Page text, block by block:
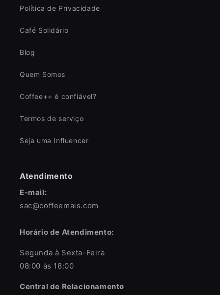
Política de Privacidade
Café Solidário
Blog
Quem Somos
Coffee++ é confiável?
Termos de serviço
Seja uma Influencer
Atendimento
E-mail:
sac@coffeemais.com
Horário de Atendimento:
Segunda à Sexta-Feira
08:00 às 18:00
Central de Relacionamento